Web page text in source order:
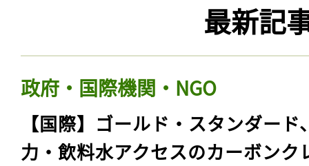
最新記
政府・国際機関・NGO
【国際】ゴールド・スタンダード
力・飲料水アクセスのカーボンク